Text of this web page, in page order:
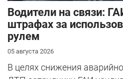
Водители на связи:
штрафах за
рулем
05 августа 2026
В целях снижения